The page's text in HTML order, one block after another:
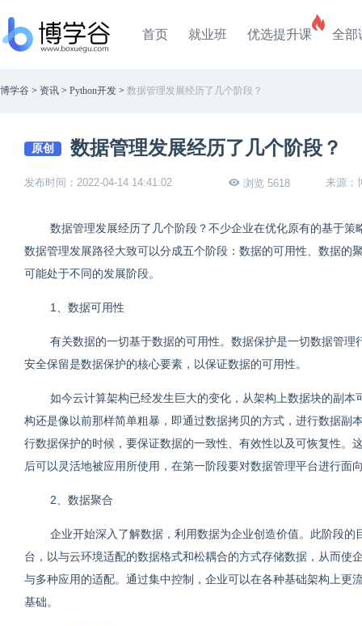
首页 就业班 优选提升课 全部
博学谷 > 资讯 > Python开发 > 数据管理发展经历了几个阶段？
原创 数据管理发展经历了几个阶段？
发布时间：2022-04-14 14:41:02 浏览 5618 来源：
数据管理发展经历了几个阶段？不少企业在优化原有的基于
数据管理发展路径大致可以分成五个阶段：数据的可用性、数据
可能处于不同的发展阶段。
1、数据可用性
有关数据的一切基于数据的可用性。数据保护是一切数据管
安全保留是数据保护的核心要素，以保证数据的可用性。
如今云计算架构已经发生巨大的变化，从架构上数据块的副
构还是像以前那样简单粗暴，即通过数据拷贝的方式，进行数据
行数据保护的时候，要保证数据的一致性、有效性以及可恢复性。
后可以灵活地被应用所使用，在第一阶段要对数据管理平台进行面
2、数据聚合
企业开始深入了解数据，利用数据为企业创造价值。此阶段
台，以与云环境适配的数据格式和松耦合的方式存储数据，从而
与多种应用的适配。通过集中控制，企业可以在各种基础架构上
基础。